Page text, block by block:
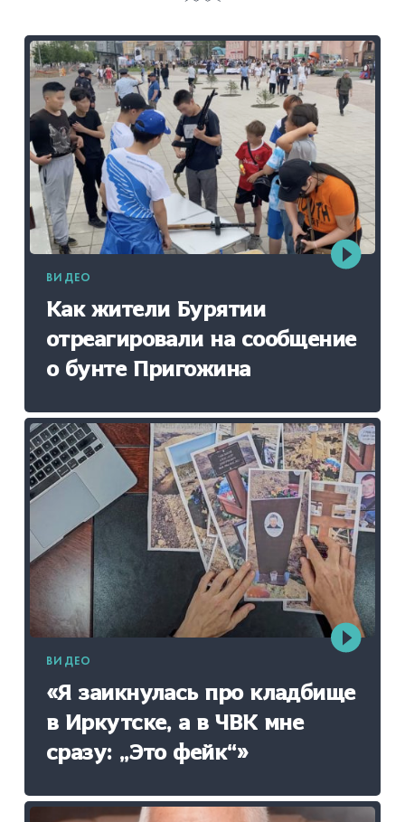
ВИДЕО
Как жители Бурятии
отреагировали на сообщение
о бунте Пригожина
ВИДЕО
«Я заикнулась про кладбище
в Иркутске, а в ЧВК мне
сразу: „Это фейк“»